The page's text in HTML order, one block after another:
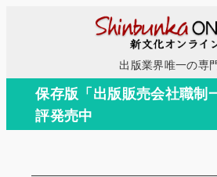
コ
テ
出版業界唯一の専
保存版「出版販売会社職制
評発売中